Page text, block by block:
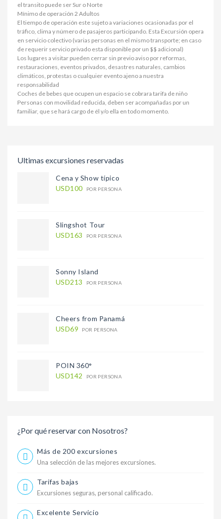
el transito puede ser Sur o Norte
Mínimo de operación 2 Adultos
El tiempo de operación este sujeto a variaciones ocasionadas por el
tráfico, clima y número de pasajeros participando. Esta Excursión opera
en servicio colectivo (varias personas en el mismo transporte; en caso
de requerir servicio privado esta disponible por un $$ adicional)
Los lugares a visitar pueden cerrar sin previo aviso por reformas,
restauraciones, eventos privados, desastres naturales, cambios
climáticos, protestas o cualquier evento ajeno a nuestra
responsabilidad
Coches de bebes que ocupen un espacio se cobrara tarifa de niño
Personas con movilidad reducida, deben ser acompañadas por un
familiar, que se hará cargo de él y/o ella en todo momento.
Ultimas excursiones reservadas
Cena y Show típico
USD100
POR PERSONA
Slingshot Tour
USD163
POR PERSONA
Sonny Island
USD213
POR PERSONA
Cheers from Panamá
USD69
POR PERSONA
POIN 360°
USD142
POR PERSONA
¿Por qué reservar con Nosotros?
Más de 200 excursiones
Una selección de las mejores excursiones.
Tarifas bajas
Excursiones seguras, personal calificado.
Excelente Servicio